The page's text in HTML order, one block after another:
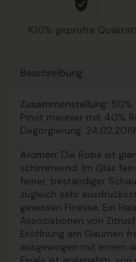
100% geprüfte Qualität
Beschreibung
Zusammenstellung: 50%
Pinot meunier mit 40%
Degorgierung: 24.02.2019
Aromen: Die Robe ist
schimmernd. Im Glas
feiner, beständiger
zugleich sehr
gewissen Finesse. Ein
Assoziationen von
Eröffnung am Gaumen
ausgewogen mit einem